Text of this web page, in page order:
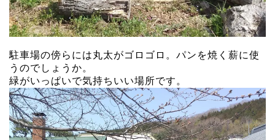
駐車場の傍らには丸太がゴロゴロ。パンを焼く薪に使
うのでしょうか。
緑がいっぱいで気持ちいい場所です。